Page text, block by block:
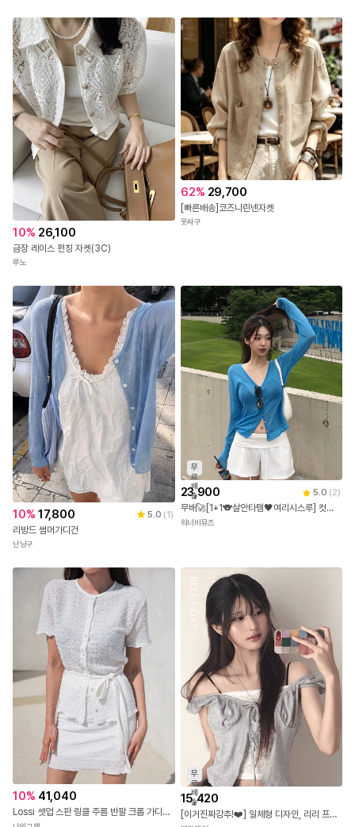
10% 26,100
금장 레이스 펀칭 자켓(3C)
루노
62% 29,700
[빠른배송]코즈니린넨자켓
옷싸구
10% 17,800 5.0 (1)
리방드 썸머가디건
난닝구
무
료
배
송
23,900 5.0 (2)
무배🚀[1+1🐨살안타템🖤여리시스루] 컷팅 시스루 썸머 가디건 브이넥 여름 얇은 긴팔 자개 단추 오버핏 아우터 커버업 데일리룩 바캉스룩 휴양지룩 휴가룩 7COL
워너비뮤즈
10% 41,040
Lossi 셋업 스판 링클 주름 반팔 크롭 가디건 (2color) -벨트세트
무
료
배
송
15,420
[이거진짜강추!❤️] 일체형 디자인, 리리 프릴 플라워 잔꽃 레이스 스퀘어넥 나시 퍼프 셔링 오픈 리본 반팔가디건 셋업세트